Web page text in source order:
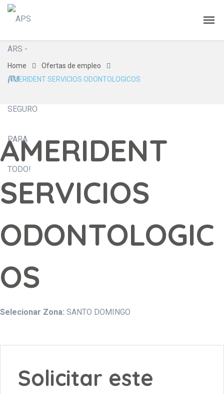
Home
Ofertas de empleo
AMERIDENT SERVICIOS ODONTOLOGICOS
AMERIDENT
SERVICIOS
ODONTOLOGIC
OS
Selecionar Zona: SANTO DOMINGO
Solicitar este